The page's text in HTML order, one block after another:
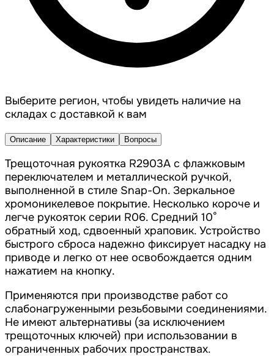
Выберите регион, чтобы увидеть наличие на
складах с доставкой к вам
Описание Характеристики Вопросы
Трещоточная рукоятка R2903A с флажковым
переключателем и металлической ручкой,
выполненной в стиле Snap-On. Зеркальное
хромоникелевое покрытие. Несколько короче и
легче рукояток серии R06. Средний 10°
обратный ход, сдвоенный храповик. Устройство
быстрого сброса надежно фиксирует насадку на
приводе и легко от нее освобождается одним
нажатием на кнопку.
Применяются при производстве работ со
слабонагруженными резьбовыми соединениями.
Не имеют альтернативы (за исключением
трещоточных ключей) при использовании в
ограниченных рабочих пространствах.